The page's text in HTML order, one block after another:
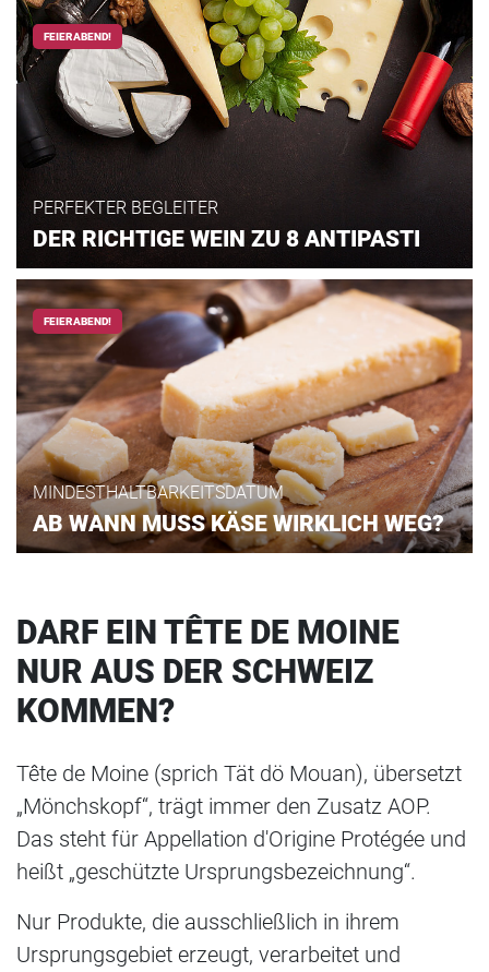
FEIERABEND!
PERFEKTER BEGLEITER
DER RICHTIGE WEIN ZU 8 ANTIPASTI
FEIERABEND!
MINDESTHALTBARKEITSDATUM
AB WANN MUSS KÄSE WIRKLICH WEG?
DARF EIN TÊTE DE MOINE
NUR AUS DER SCHWEIZ
KOMMEN?
Tête de Moine (sprich Tät dö Mouan), übersetzt
„Mönchskopf“, trägt immer den Zusatz AOP.
Das steht für Appellation d'Origine Protégée und
heißt „geschützte Ursprungsbezeichnung“.
Nur Produkte, die ausschließlich in ihrem
Ursprungsgebiet erzeugt, verarbeitet und